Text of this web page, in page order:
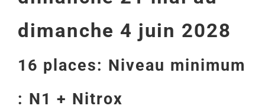
dimanche 4 juin 2028
16 places: Niveau minimum
: N1 + Nitrox